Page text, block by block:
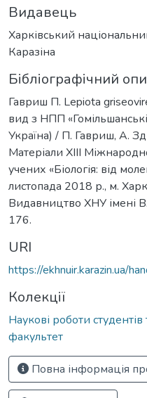
Видавець
Харківський
Каразіна
Бібліографічний
Гавриш П. Lepiota
вид з НПП «Гомільшанські
Україна) / П. Гавриш, А.
Матеріали XІІI
учених «Біологія: від
листопада 2018 р., м.
Видавництво ХНУ імені
176.
URI
https://ekhnuir.karazin.ua/
Колекції
Наукові роботи студентів
факультет
Повна інформація